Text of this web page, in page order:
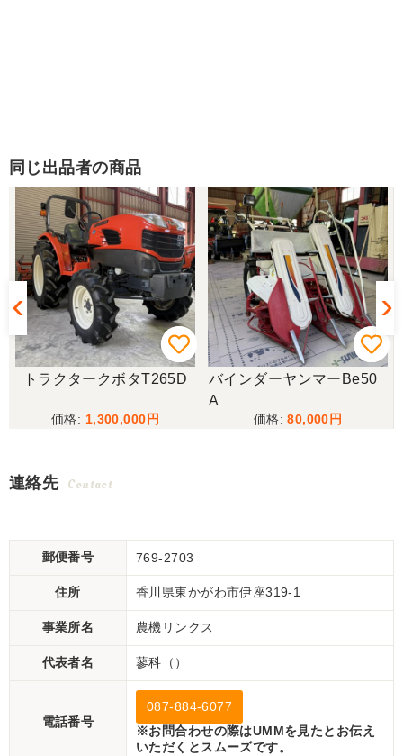
同じ出品者の商品
トラクタークボタT265D
1,300,000
バインダーヤンマーBe50
A
80,000
連絡先 Contact
郵便番号 769-2703
住所 香川県東かがわ市伊座319-1
事業所名 農機リンクス
代表者名 蓼科（）
電話番号
087-884-6077
※お問合わせの際はUMMを見たとお伝え
いただくとスムーズです。